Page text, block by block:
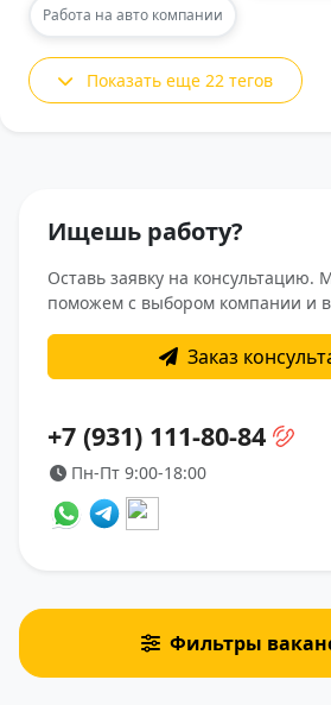
Работа на авто компании
Показать еще 22 тегов
Фильтры
Ищешь работу?
Оставь заявку на консультацию.
поможем с выбором компании и
Заказ
+7 (931) 111-80-84
Пн-Пт 9:00-18:00